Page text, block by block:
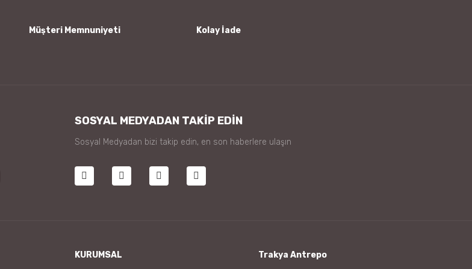
Müşteri Memnuniyeti Kolay İade
SOSYAL MEDYADAN TAKİP EDİN
Sosyal Medyadan bizi takip edin, en son haberlere ulaşın
KURUMSAL Trakya Antrepo